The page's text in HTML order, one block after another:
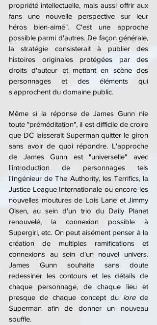
propriété intellectuelle, mais aussi offrir aux
fans une nouvelle perspective sur leur
héros bien-aimé". C'est une approche
possible parmi d'autres. De façon générale,
la stratégie consisterait à publier des
histoires originales protégées par des
droits d'auteur et mettant en scène des
personnages et des éléments qui
s'approchent du domaine public.
Même si la réponse de James Gunn nie
toute "préméditation", il est difficile de croire
que DC laisserait Superman quitter le giron
sans avoir de quoi répondre. L'approche
de James Gunn est "universelle" avec
l'introduction de personnages tels
l'Ingénieur de The Authority, les Terrifics, la
Justice League Internationale ou encore les
nouvelles moutures de Lois Lane et Jimmy
Olsen, au sein d'un trio du Daily Planet
renouvelé, la connexion possible à
Supergirl, etc. On peut aisément penser à la
création de multiples ramifications et
connexions au sein d'un nouvel univers.
James Gunn souhaite sans doute
redessiner les contours et les détails de
chaque personnage, de chaque lieu et
presque de chaque concept du lore de
Superman afin de donner un nouveau
souffle.